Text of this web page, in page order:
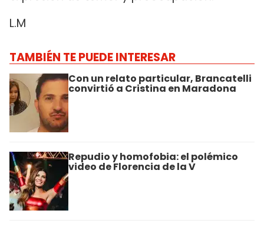
L.M
TAMBIÉN TE PUEDE INTERESAR
Con un relato particular, Brancatelli
convirtió a Cristina en Maradona
Repudio y homofobia: el polémico
video de Florencia de la V